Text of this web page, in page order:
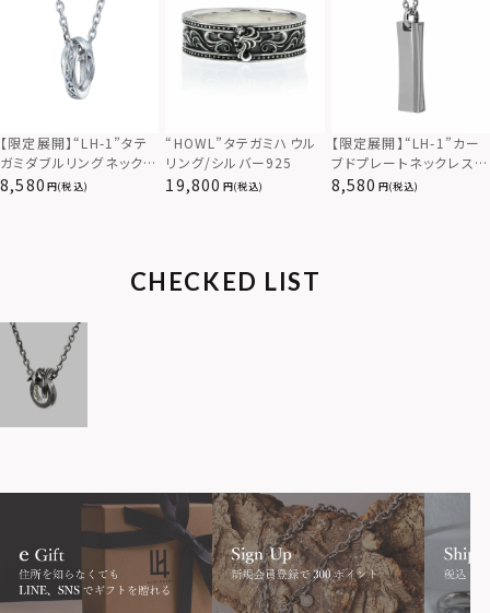
【限定展開】“LH-1”タテ
ガミダブルリングネックレ
ス（ツイスト/シルバー）/
8,580 (税込)
“HOWL”タテガミハウル
リング/シルバー925
19,800 (税込)
【限定展開】“LH-1”カー
ブドプレートネックレス/
サージカルステンレス（金
8,580 (税込)
CHECKED LIST